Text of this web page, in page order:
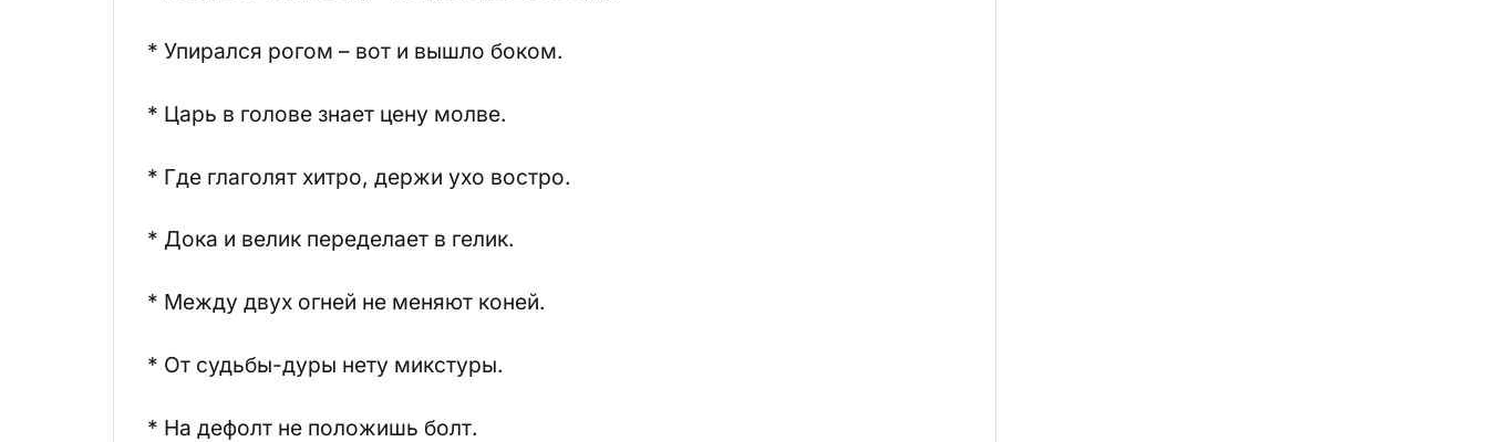
* Упирался рогом – вот и вышло боком.
* Царь в голове знает цену молве.
* Где глаголят хитро, держи ухо востро.
* Дока и велик переделает в гелик.
* Между двух огней не меняют коней.
* От судьбы-дуры нету микстуры.
* На дефолт не положишь болт.